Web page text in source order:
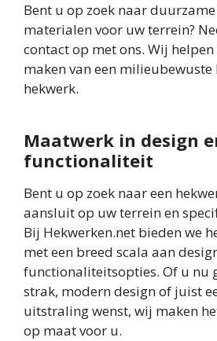
Bent u op zoek naar
materialen voor uw terrein?
contact op met ons. Wij
maken van een milieubewuste
hekwerk.
Maatwerk in design
functionaliteit
Bent u op zoek naar een
aansluit op uw terrein en
Bij Hekwerken.net bieden we
met een breed scala aan
functionaliteitsopties. Of u nu
strak, modern design of juist
uitstraling wenst, wij maken
op maat voor u.